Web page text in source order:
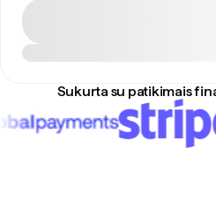
Sukurta su patikimais